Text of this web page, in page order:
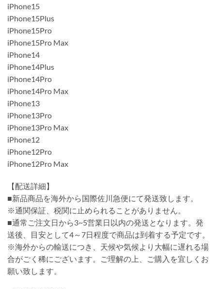
iPhone15
iPhone15Plus
iPhone15Pro
iPhone15Pro Max
iPhone14
iPhone14Plus
iPhone14Pro
iPhone14Pro Max
iPhone13
iPhone13Pro
iPhone13Pro Max
iPhone12
iPhone12Pro
iPhone12Pro Max
【配送詳細】
■新品商品を海外から国際佐川急便にて発送致します。
※通関保証、税関に止められることがありません。
■通常ご注文日から3~5営業日以内の発送となります。発
送後、目安として4～7日程度で商品は到着する予定です。
※海外からの輸送につき、天候や気候より大幅に遅れる場
合がごく稀にございます。ご理解の上、ご購入を宜しくお
願い致します。